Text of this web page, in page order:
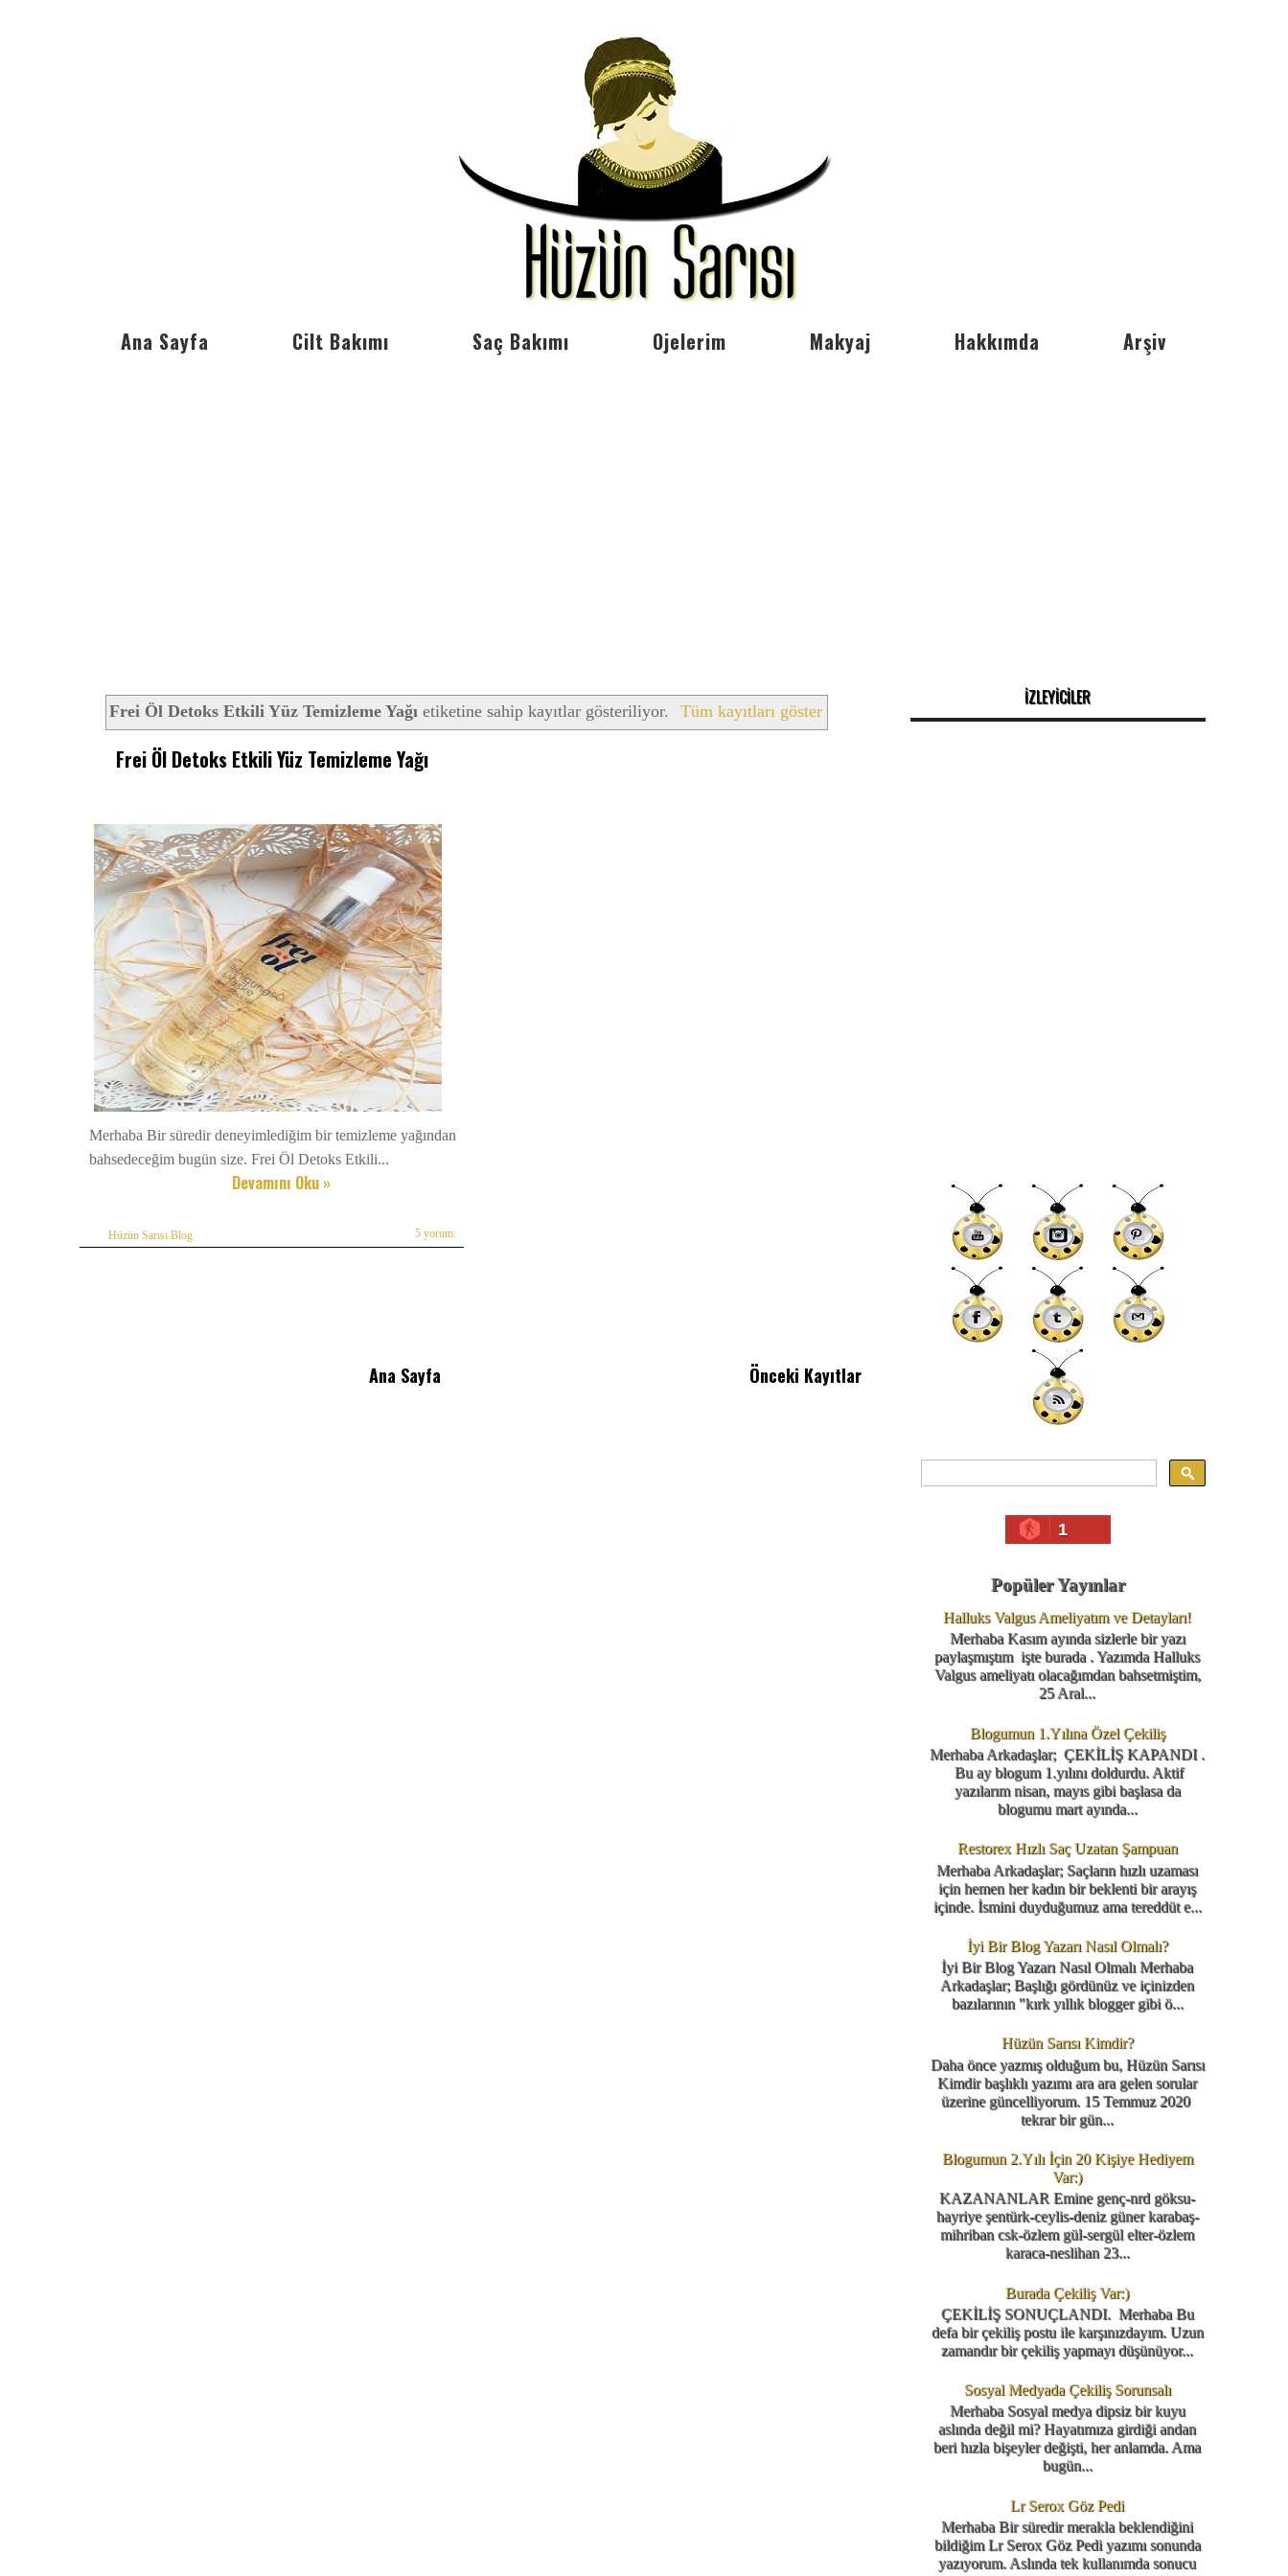
Ana Sayfa Cilt Bakımı Saç Bakımı Ojelerim Makyaj Hakkımda Arşiv
Frei Öl Detoks Etkili Yüz Temizleme Yağıetiketine sahip kayıtlar gösteriliyor. Tüm kayıtları göster
Frei Öl Detoks Etkili Yüz Temizleme Yağı
Merhaba Bir süredir deneyimlediğim bir temizleme yağından
bahsedeceğim bugün size. Frei Öl Detoks Etkili...
Devamını Oku »
Hüzün Sarısı Blog 5 yorum:
Önceki Kayıtlar
Ana Sayfa
İZLEYİCİLER
1
Popüler Yayınlar
Halluks Valgus Ameliyatım ve Detayları!
Merhaba Kasım ayında sizlerle bir yazı
paylaşmıştım işte burada . Yazımda Halluks
Valgus ameliyatı olacağımdan bahsetmiştim,
25 Aral...
Blogumun 1.Yılına Özel Çekiliş
Merhaba Arkadaşlar; ÇEKİLİŞ KAPANDI .
Bu ay blogum 1.yılını doldurdu. Aktif
yazılarım nisan, mayıs gibi başlasa da
blogumu mart ayında...
Restorex Hızlı Saç Uzatan Şampuan
Merhaba Arkadaşlar; Saçların hızlı uzaması
için hemen her kadın bir beklenti bir arayış
içinde. İsmini duyduğumuz ama tereddüt e...
İyi Bir Blog Yazarı Nasıl Olmalı?
İyi Bir Blog Yazarı Nasıl Olmalı Merhaba
Arkadaşlar; Başlığı gördünüz ve içinizden
bazılarının "kırk yıllık blogger gibi ö...
Hüzün Sarısı Kimdir?
Daha önce yazmış olduğum bu, Hüzün Sarısı
Kimdir başlıklı yazımı ara ara gelen sorular
üzerine güncelliyorum. 15 Temmuz 2020
tekrar bir gün...
Blogumun 2.Yılı İçin 20 Kişiye Hediyem
Var:)
KAZANANLAR Emine genç-nrd göksu-
hayriye şentürk-ceylis-deniz güner karabaş-
mihriban csk-özlem gül-sergül elter-özlem
karaca-neslihan 23...
Burada Çekiliş Var:)
ÇEKİLİŞ SONUÇLANDI. Merhaba Bu
defa bir çekiliş postu ile karşınızdayım. Uzun
zamandır bir çekiliş yapmayı düşünüyor...
Sosyal Medyada Çekiliş Sorunsalı
Merhaba Sosyal medya dipsiz bir kuyu
aslında değil mi? Hayatımıza girdiği andan
beri hızla bişeyler değişti, her anlamda. Ama
bugün...
Lr Serox Göz Pedi
Merhaba Bir süredir merakla beklendiğini
bildiğim Lr Serox Göz Pedi yazımı sonunda
yazıyorum. Aslında tek kullanımda sonucu